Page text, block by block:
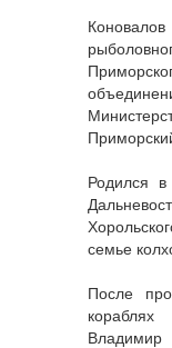
Родился
семье
После